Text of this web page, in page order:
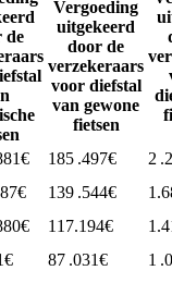
de
Vergoeding
uitgekeerd
door de
verzekeraars
voor diefstal
van gewone
fietsen
185 .497€
2
139 .544€
117.194€
87 .031€
1